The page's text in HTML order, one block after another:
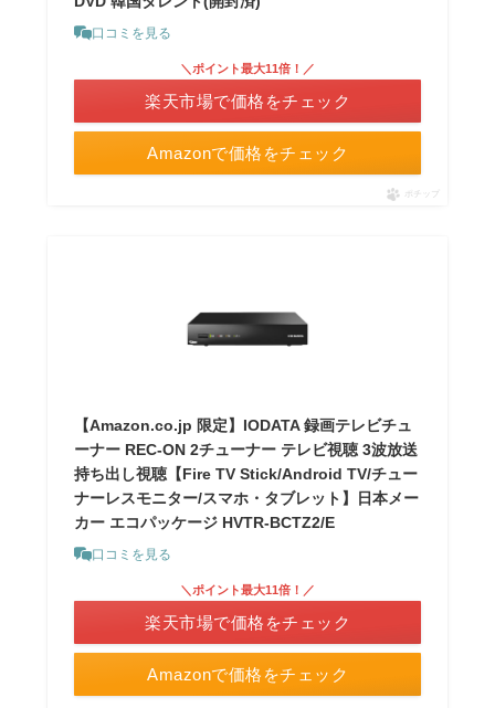
口コミを見る
Amazonで価格をチェック
＼ポイント最大11倍！／
楽天市場で価格をチェック
ポチップ
【Amazon.co.jp 限定】IODATA 録画テレビチュ
ーナー REC-ON 2チューナー テレビ視聴 3波放送
持ち出し視聴【Fire TV Stick/Android TV/チュー
ナーレスモニター/スマホ・タブレット】日本メー
カー エコパッケージ HVTR-BCTZ2/E
口コミを見る
Amazonで価格をチェック
＼ポイント最大11倍！／
楽天市場で価格をチェック